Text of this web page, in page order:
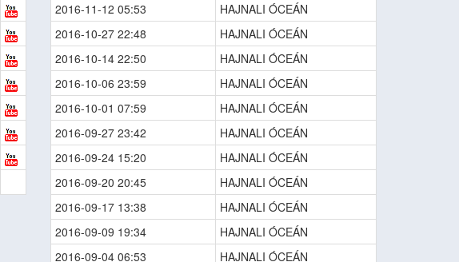
2016-11-12 05:53
HAJNALI ÓCEÁN
2016-10-27 22:48
HAJNALI ÓCEÁN
2016-10-14 22:50
HAJNALI ÓCEÁN
2016-10-06 23:59
HAJNALI ÓCEÁN
2016-10-01 07:59
HAJNALI ÓCEÁN
2016-09-27 23:42
HAJNALI ÓCEÁN
2016-09-24 15:20
HAJNALI ÓCEÁN
2016-09-20 20:45
HAJNALI ÓCEÁN
2016-09-17 13:38
HAJNALI ÓCEÁN
2016-09-09 19:34
HAJNALI ÓCEÁN
2016-09-04 06:53
HAJNALI ÓCEÁN